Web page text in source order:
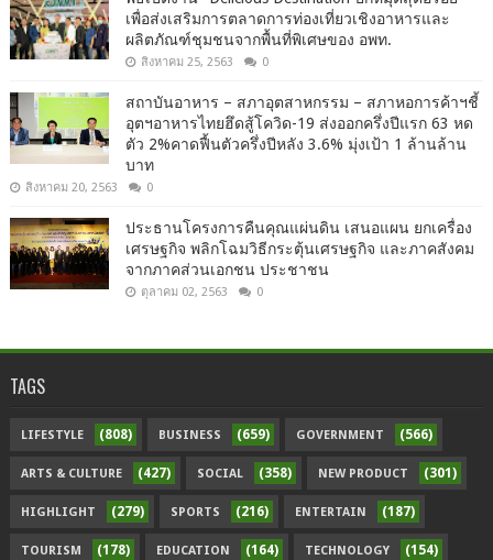
เพื่อส่งเสริมการตลาดการท่องเที่ยวเชิงอาหารและ
ผลิตภัณฑ์ชุมชนจากพื้นที่พิเศษของ อพท.
สิงหาคม 25, 2563 0
สถาบันอาหาร – สภาอุตสาหกรรม – สภาหอการค้าฯชี้
อุตฯอาหารไทยฮึดสู้โควิด-19 ส่งออกครึ่งปีแรก 63 หด
ตัว 2%คาดฟื้นตัวครึ่งปีหลัง 3.6% มุ่งเป้า 1 ล้านล้าน
บาท
สิงหาคม 20, 2563 0
ประธานโครงการคืนคุณแผ่นดิน เสนอแผน ยกเครื่อง
เศรษฐกิจ พลิกโฉมวิธีกระตุ้นเศรษฐกิจ และภาคสังคม
จากภาคส่วนเอกชน ประชาชน
ตุลาคม 02, 2563 0
TAGS
LIFESTYLE (808) BUSINESS (659) GOVERNMENT (566)
ARTS & CULTURE (427) SOCIAL (358) NEW PRODUCT (301)
HIGHLIGHT (279) SPORTS (216) ENTERTAIN (187)
TOURISM (178) EDUCATION (164) TECHNOLOGY (154)